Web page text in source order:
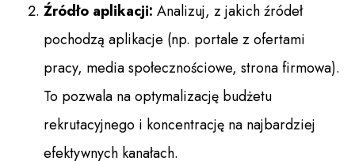
Źródło aplikacji: Analizuj, z jakich źródeł
pochodzą aplikacje (np. portale z ofertami
pracy, media społecznościowe, strona firmowa).
To pozwala na optymalizację budżetu
rekrutacyjnego i koncentrację na najbardziej
efektywnych kanałach.